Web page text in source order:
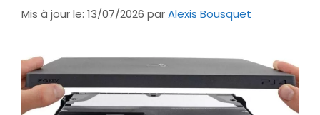
Mis à jour le: 13/07/2026 parAlexis Bousquet